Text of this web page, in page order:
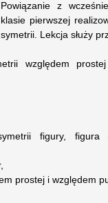
Powiązanie z
klasie pierwszej
symetrii. Lekcja służy
względem
figury, figura
prostej i względem